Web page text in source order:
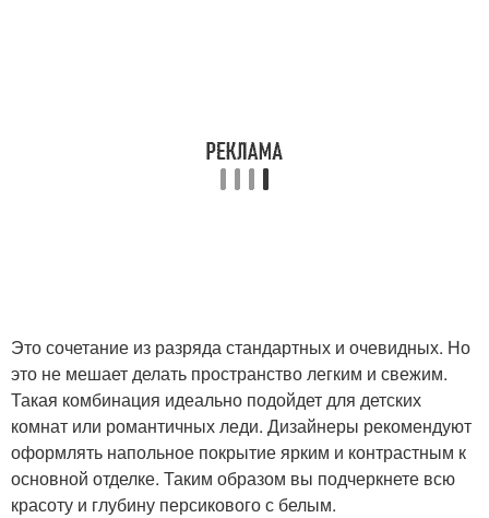
Это сочетание из разряда стандартных и очевидных. Но
это не мешает делать пространство легким и свежим.
Такая комбинация идеально подойдет для детских
комнат или романтичных леди. Дизайнеры рекомендуют
оформлять напольное покрытие ярким и контрастным к
основной отделке. Таким образом вы подчеркнете всю
красоту и глубину персикового с белым.